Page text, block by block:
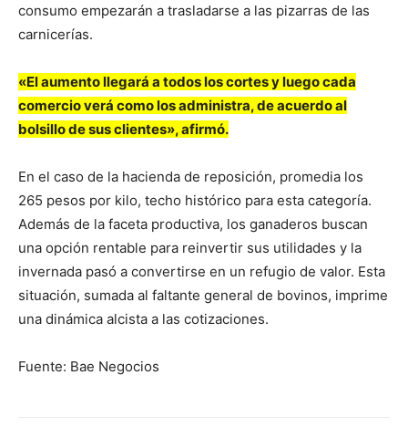
consumo empezarán a trasladarse a las pizarras de las
carnicerías.
«El aumento llegará a todos los cortes y luego cada
comercio verá como los administra, de acuerdo al
bolsillo de sus clientes», afirmó.
En el caso de la hacienda de reposición, promedia los
265 pesos por kilo, techo histórico para esta categoría.
Además de la faceta productiva, los ganaderos buscan
una opción rentable para reinvertir sus utilidades y la
invernada pasó a convertirse en un refugio de valor. Esta
situación, sumada al faltante general de bovinos, imprime
una dinámica alcista a las cotizaciones.
Fuente: Bae Negocios